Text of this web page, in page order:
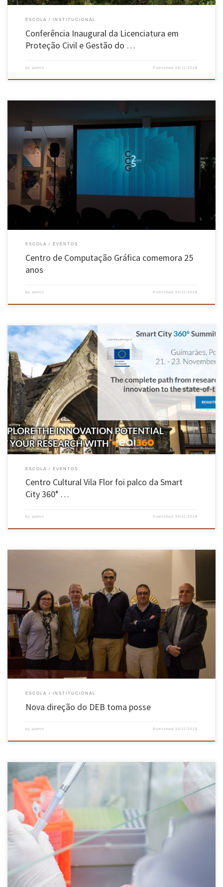
ESCOLA INSTITUCIONAL
Conferência Inaugural da Licenciatura em
Proteção Civil e Gestão do …
by admin Published 28/11/2018
Iniciativas contaram com mais de 300 participantes e convidados da indústria, academia e
do Governo. As comemorações do 25º aniversário do Centro de Computação Gráfica (CCG)
incluíram a discussão de vários tópicos tecnológicos do momento e a apresentação das
próprias tecnologias desenvolvidas, por intermédio dos seus investigadores, incluindo a
visão […]
ESCOLA EVENTOS
Centro de Computação Gráfica comemora 25
anos
by admin Published 24/11/2018
Sessão de abertura contou com as presenças do Secretário de Estado, José Mendes, da Chefe
da Representação da Comissão Europeia em Portugal, Sofia Colares Alves e do Vereador da
Câmara Municipal, Ricardo Costa. A IV edição da Smart City 360° Summit 2018, organizada
pelo Município de Guimarães, Universidade do Minho […]
ESCOLA EVENTOS
Centro Cultural Vila Flor foi palco da Smart
City 360° …
by admin Published 24/11/2018
A nova direção do Departamento de Engenharia Biológica (DEB) da EEUM tomou posse a 9 de
novembro. António Augusto Martins Oliveira Soares Vicente, Professor Associado com
Agregação do Departamento de Engenharia Biológica (DEB) da EEUM, foi eleito diretor deste
departamento para o biénio 2018-2020. António Augusto Martins Oliveira Soares Vicente
[…]
ESCOLA INSTITUCIONAL
Nova direção do DEB toma posse
by admin Published 10/11/2018
Projeto MORE está a ser desenvolvido por um grupo de cientistas do Centro de Engenharia
Biológica da EEUM que, através do recurso à nanotecnologia, vão conseguir implementar,
de forma mais rápida, eficaz e ambientalmente correta, o tratamento biológico anaeróbio de
solos contaminados Limpar os solos, sedimentos e águas subterrâneas contaminadas […]